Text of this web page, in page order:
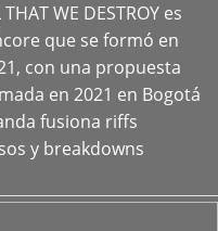
WE DESTROY es
que se formó en
con una propuesta
en 2021 en Bogotá
fusiona riffs
y breakdowns